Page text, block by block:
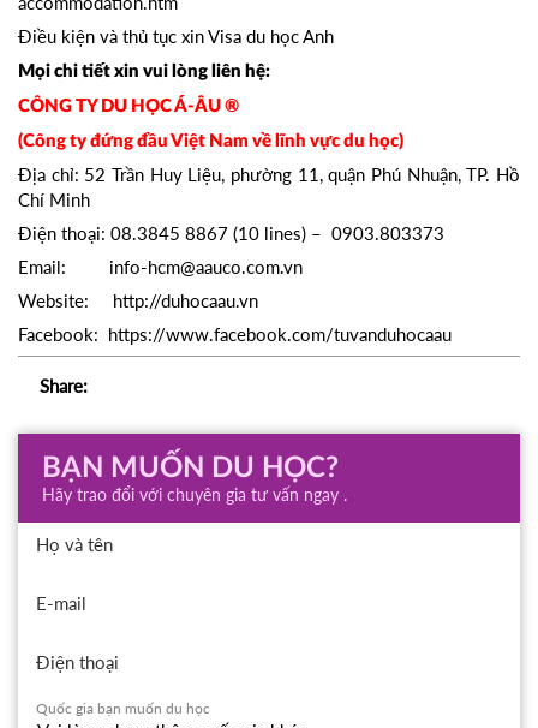
Điều kiện và thủ tục xin Visa du học Anh
Mọi chi tiết xin vui lòng liên hệ:
CÔNG TY DU HỌC Á-ÂU ®
(Công ty đứng đầu Việt Nam về lĩnh vực du học)
Địa chỉ: 52 Trần Huy Liệu, phường 11, quận Phú Nhuận, TP. Hồ
Chí Minh
Điện thoại: 08.3845 8867 (10 lines) – 0903.803373
Email: info-hcm@aauco.com.vn
Website: http://duhocaau.vn
Facebook: https://www.facebook.com/tuvanduhocaau
Share:
BẠN MUỐN DU HỌC?
Hãy trao đổi với chuyên gia tư vấn ngay .
Họ và tên
E-mail
Điện thoại
Quốc gia bạn muốn du học